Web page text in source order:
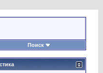
Поиск